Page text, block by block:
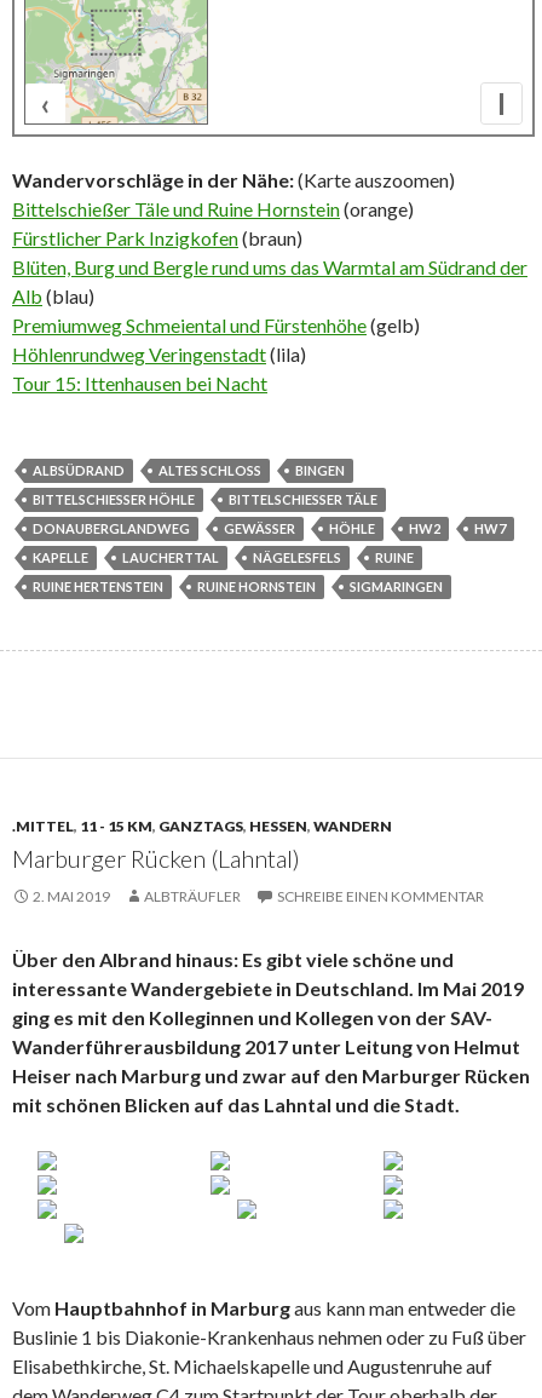
I
500 m
‹
Wandervorschläge in der Nähe:(Karte auszoomen)
Bittelschießer Täle und Ruine Hornstein(orange)
Fürstlicher Park Inzigkofen(braun)
Blüten, Burg und Bergle rund ums das Warmtal am Südrand der
Alb (blau)
Premiumweg Schmeiental und Fürstenhöhe(gelb)
Höhlenrundweg Veringenstadt(lila)
Tour 15: Ittenhausen bei Nacht
ALBSÜDRAND ALTES SCHLOSS
BINGEN
BITTELSCHIESSER HÖHLE
BITTELSCHIESSER TÄLE
DONAUBERGLANDWEG
GEWÄSSER HÖHLE HW2
HW7
KAPELLE
LAUCHERTTAL NÄGELESFELS
RUINE
RUINE HERTENSTEIN
RUINE HORNSTEIN SIGMARINGEN
.MITTEL, 11 - 15 KM, GANZTAGS, HESSEN, WANDERN
Marburger Rücken (Lahntal)
2. MAI 2019 ALBTRÄUFLER SCHREIBE EINEN KOMMENTAR
Über den Albrand hinaus: Es gibt viele schöne und
interessante Wandergebiete in Deutschland. Im Mai 2019
ging es mit den Kolleginnen und Kollegen von der SAV-
Wanderführerausbildung 2017 unter Leitung von Helmut
Heiser nach Marburg und zwar auf den Marburger Rücken
mit schönen Blicken auf das Lahntal und die Stadt.
Vom Hauptbahnhof in Marburgaus kann man entweder die
Buslinie 1 bis Diakonie-Krankenhaus nehmen oder zu Fuß über
Elisabethkirche, St. Michaelskapelle und Augustenruhe auf